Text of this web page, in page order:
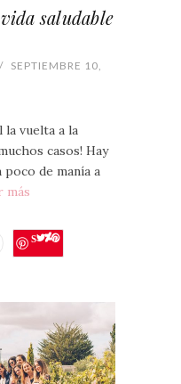
saludable
/ SEPTIEMBRE 10,
vuelta a la
casos! Hay
de manía a
más
Save